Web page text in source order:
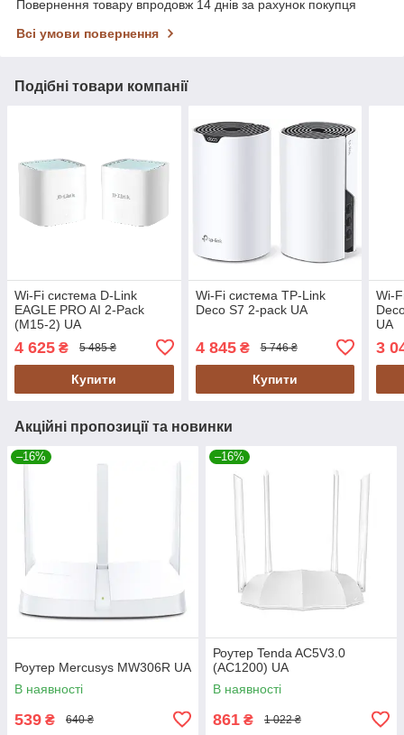
Повернення товару впродовж 14 днів за рахунок покупця
Всі умови повернення
Подібні товари компанії
Wi-Fi cистема D-Link
EAGLE PRO AI 2-Pack
(M15-2) UA
4 625 ₴ 5 485 ₴
Купити
Wi-Fi cистема TP-Link
Deco S7 2-pack UA
4 845₴ 5 746 ₴
Купити
Wi-
UA
3
Акційні пропозиції та новинки
–16%
Роутер Mercusys MW306R UA
В наявності
539 ₴ 640 ₴
–16%
Роутер Tenda AC5V3.0
(AC1200) UA
В наявності
861 ₴ 1 022 ₴